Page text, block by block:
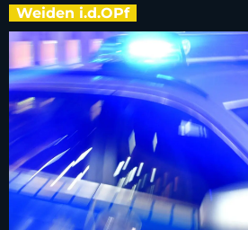
Weiden i.d.OPf